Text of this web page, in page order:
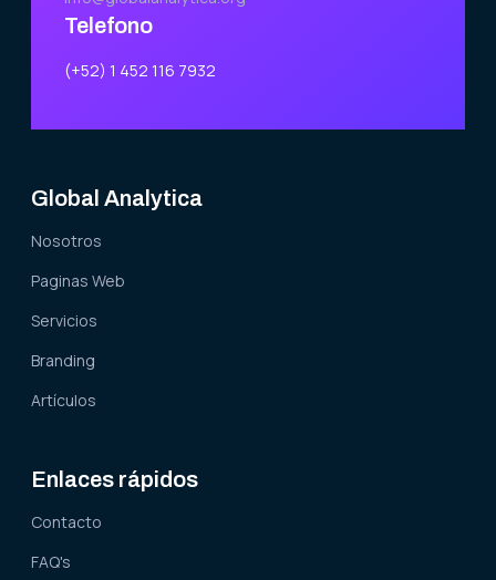
Telefono
(+52) 1 452 116 7932
Global Analytica
Nosotros
Paginas Web
Servicios
Branding
Artículos
Enlaces rápidos
Contacto
FAQ's